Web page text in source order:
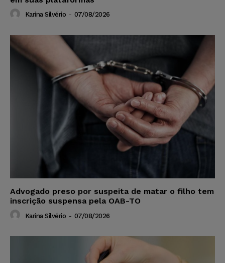
Karina Silvério - 07/08/2026
Advogado preso por suspeita de matar o filho tem
inscrição suspensa pela OAB-TO
Karina Silvério - 07/08/2026